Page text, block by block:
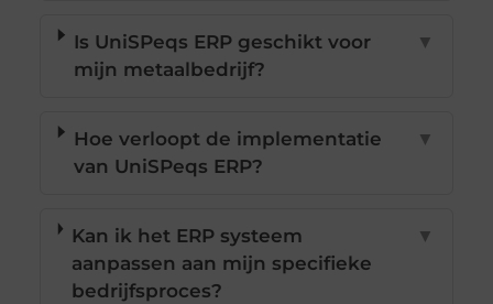
Is UniSPeqs ERP geschikt voor
mijn metaalbedrijf?
▼
Hoe verloopt de implementatie
van UniSPeqs ERP?
▼
Kan ik het ERP systeem
aanpassen aan mijn specifieke
bedrijfsproces?
▼